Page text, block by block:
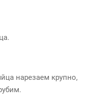
нарезаем крупно,